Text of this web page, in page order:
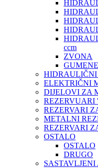
ccm
ZVONA
HIDRAULIČNI
ELEKTRIČNI
DIJELOVI ZA
REZERVUARI
REZERVARI
METALNI
REZERVARI
OSTALO
OSTALO
DRUGO